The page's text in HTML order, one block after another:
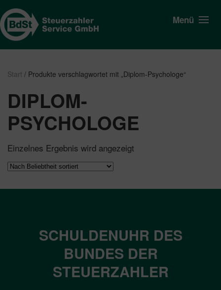
Menü
Start / Produkte verschlagwortet mit „Diplom-Psychologe“
DIPLOM-
PSYCHOLOGE
Einzelnes Ergebnis wird angezeigt
SCHULDENUHR DES
BUNDES DER
STEUERZAHLER